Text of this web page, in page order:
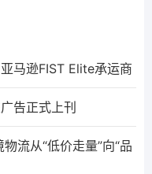
马逊FIST Elite承运商
告正式上刊
流从“低价走量”向“品